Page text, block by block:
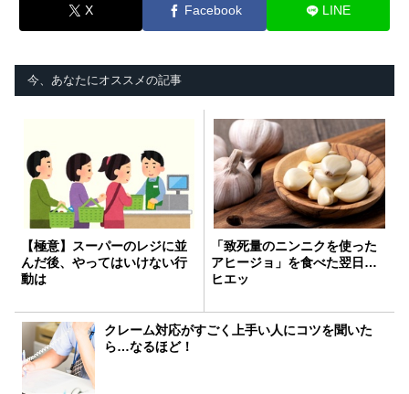
X Facebook LINE
今、あなたにオススメの記事
【極意】スーパーのレジに並
んだ後、やってはいけない行
動は
「致死量のニンニクを使った
アヒージョ」を食べた翌日…
ヒエッ
クレーム対応がすごく上手い人にコツを聞いた
ら…なるほど！